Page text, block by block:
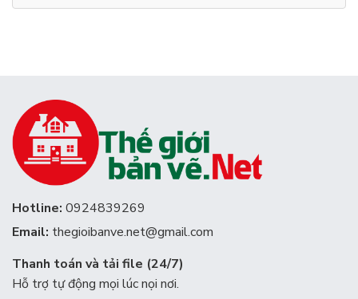
Hotline: 0924839269
Email: thegioibanve.net@gmail.com
Thanh toán và tải file (24/7)
Hỗ trợ tự động mọi lúc nọi nơi.